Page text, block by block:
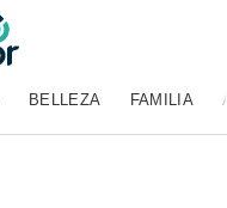
BELLEZA FAMILIA